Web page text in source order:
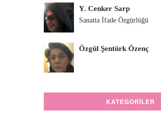
Y. Cenker Sarp
Sanatta İfade Özgürlüğü
Özgül Şentürk Özenç
KATEGORILER